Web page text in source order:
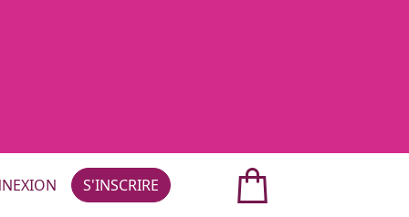
S'INSCRIRE